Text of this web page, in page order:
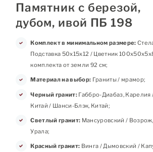
Памятник с березой,
дубом, ивой ПБ 198
Комплект в минимальном размере:
Подставка 50х15х12 / Цветник
комплекта от земли 92 см;
Материал на выбор: Граниты / мрамор;
Черный гранит:Габбро-Диабаз, Карелия
Китай / Шанси-Блэк, Китай;
Светлый гранит: Мансуровский /
Урала;
Красный гранит: Винга / Дымовский /